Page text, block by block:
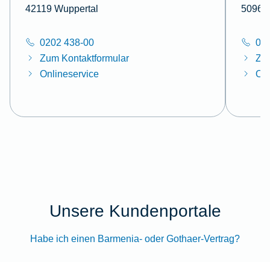
42119 Wuppertal
0202 438-00
Zum Kontaktformular
Onlineservice
Unsere Kundenportale
Habe ich einen Barmenia- oder Gothaer-Vertrag?